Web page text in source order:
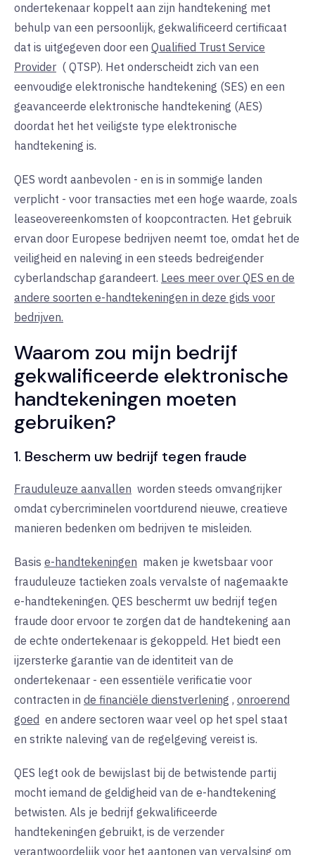
ondertekenaar koppelt aan zijn handtekening met
behulp van een persoonlijk, gekwalificeerd certificaat
dat is uitgegeven door een Qualified Trust Service
Provider ( QTSP). Het onderscheidt zich van een
eenvoudige elektronische handtekening (SES) en een
geavanceerde elektronische handtekening (AES)
doordat het het veiligste type elektronische
handtekening is.
QES wordt aanbevolen - en is in sommige landen
verplicht - voor transacties met een hoge waarde, zoals
leaseovereenkomsten of koopcontracten. Het gebruik
ervan door Europese bedrijven neemt toe, omdat het de
veiligheid en naleving in een steeds bedreigender
cyberlandschap garandeert. Lees meer over QES en de
andere soorten e-handtekeningen in deze gids voor
bedrijven.
Waarom zou mijn bedrijf
gekwalificeerde elektronische
handtekeningen moeten
gebruiken?
1. Bescherm uw bedrijf tegen fraude
Frauduleuze aanvallen worden steeds omvangrijker
omdat cybercriminelen voortdurend nieuwe, creatieve
manieren bedenken om bedrijven te misleiden.
Basis e-handtekeningen maken je kwetsbaar voor
frauduleuze tactieken zoals vervalste of nagemaakte
e-handtekeningen. QES beschermt uw bedrijf tegen
fraude door ervoor te zorgen dat de handtekening aan
de echte ondertekenaar is gekoppeld. Het biedt een
ijzersterke garantie van de identiteit van de
ondertekenaar - een essentiële verificatie voor
contracten in de financiële dienstverlening , onroerend
goed en andere sectoren waar veel op het spel staat
en strikte naleving van de regelgeving vereist is.
QES legt ook de bewijslast bij de betwistende partij
mocht iemand de geldigheid van de e-handtekening
betwisten. Als je bedrijf gekwalificeerde
handtekeningen gebruikt, is de verzender
verantwoordelijk voor het aantonen van vervalsing om